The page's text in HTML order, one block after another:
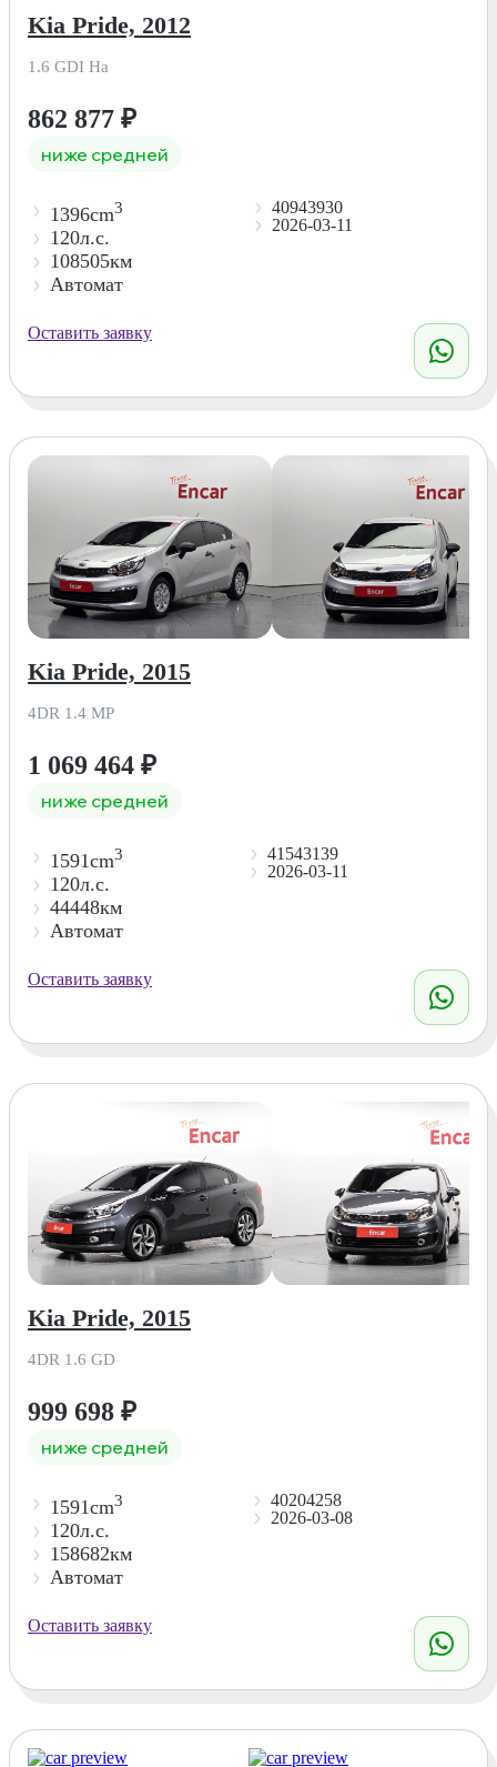
Kia Pride, 2012
1.6 GDI Ha
862 877 ₽
ниже средней
1396cm3
120л.с.
108505км
Автомат
40943930
2026-03-11
Оставить заявку
Kia Pride, 2015
4DR 1.4 MP
1 069 464 ₽
ниже средней
1591cm3
120л.с.
44448км
Автомат
41543139
2026-03-11
Оставить заявку
Kia Pride, 2015
4DR 1.6 GD
999 698 ₽
ниже средней
1591cm3
120л.с.
158682км
Автомат
40204258
2026-03-08
Оставить заявку